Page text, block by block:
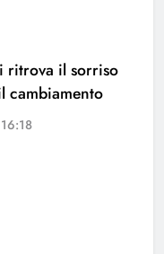
ritrova il sorriso
cambiamento